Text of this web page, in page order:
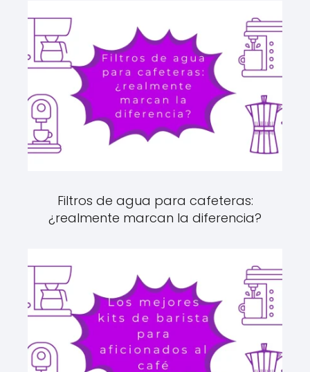
Filtros de agua para cafeteras:
¿realmente marcan la diferencia?